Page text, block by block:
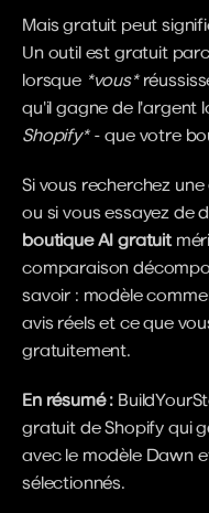
Mais gratuit peut
Un outil est gratuit
lorsque *vous*
qu'il gagne de l'argent
Shopify* - que votre
Si vous recherchez une
ou si vous essayez de
boutique AI gratuit
comparaison
savoir : modèle
avis réels et ce que
gratuitement.
En résumé :
gratuit de Shopify qui
avec le modèle Dawn
sélectionnés.